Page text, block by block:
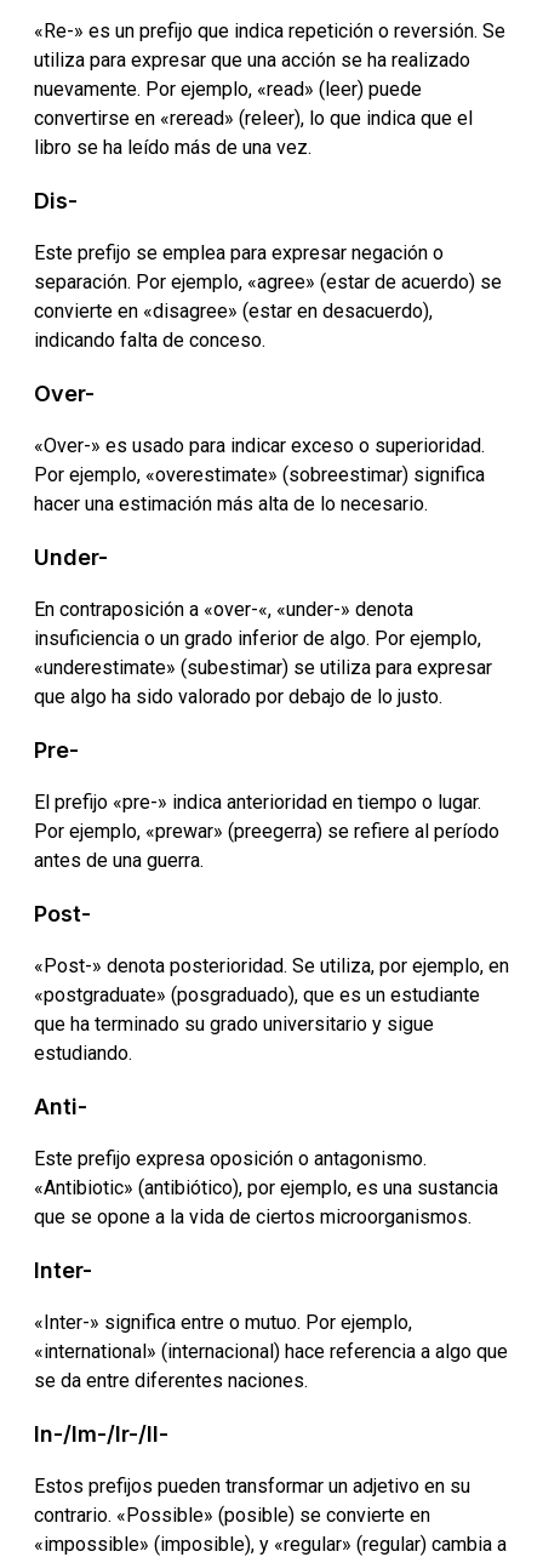
«Re-» es un prefijo que indica repetición o reversión. Se
utiliza para expresar que una acción se ha realizado
nuevamente. Por ejemplo, «read» (leer) puede
convertirse en «reread» (releer), lo que indica que el
libro se ha leído más de una vez.
Dis-
Este prefijo se emplea para expresar negación o
separación. Por ejemplo, «agree» (estar de acuerdo) se
convierte en «disagree» (estar en desacuerdo),
indicando falta de conceso.
Over-
«Over-» es usado para indicar exceso o superioridad.
Por ejemplo, «overestimate» (sobreestimar) significa
hacer una estimación más alta de lo necesario.
Under-
En contraposición a «over-«, «under-» denota
insuficiencia o un grado inferior de algo. Por ejemplo,
«underestimate» (subestimar) se utiliza para expresar
que algo ha sido valorado por debajo de lo justo.
Pre-
El prefijo «pre-» indica anterioridad en tiempo o lugar.
Por ejemplo, «prewar» (preegerra) se refiere al período
antes de una guerra.
Post-
«Post-» denota posterioridad. Se utiliza, por ejemplo, en
«postgraduate» (posgraduado), que es un estudiante
que ha terminado su grado universitario y sigue
estudiando.
Anti-
Este prefijo expresa oposición o antagonismo.
«Antibiotic» (antibiótico), por ejemplo, es una sustancia
que se opone a la vida de ciertos microorganismos.
Inter-
«Inter-» significa entre o mutuo. Por ejemplo,
«international» (internacional) hace referencia a algo que
se da entre diferentes naciones.
In-/Im-/Ir-/Il-
Estos prefijos pueden transformar un adjetivo en su
contrario. «Possible» (posible) se convierte en
«impossible» (imposible), y «regular» (regular) cambia a